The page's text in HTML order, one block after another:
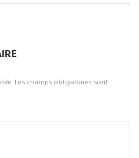
Les champs obligatoires sont